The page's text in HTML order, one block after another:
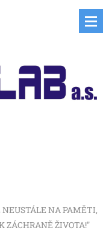
NA PAMĚTI,
ZÁCHRANĚ ŽIVOTA!"